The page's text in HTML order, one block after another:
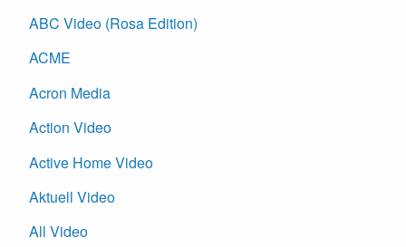
ABC Video (Rosa Edition)
ACME
Acron Media
Action Video
Active Home Video
Aktuell Video
All Video